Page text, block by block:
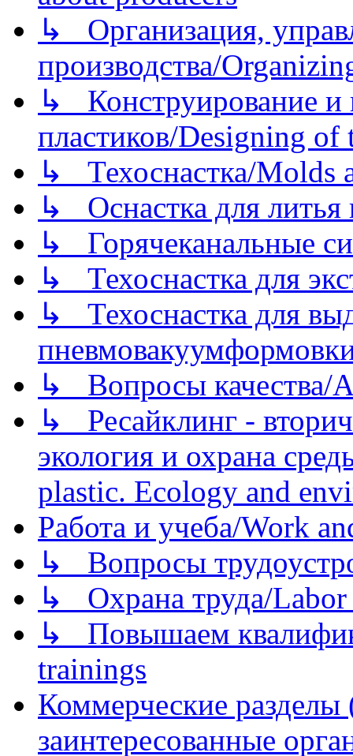
↳ Организация,
производства/
↳ Конструирование и
пластиков/Designing of
↳ Техоснастка/Molds
↳ Оснастка для литья
↳ Горячеканальные
↳ Техоснастка для
↳ Техоснастка для
↳ Вопросы качества/
↳ Ресайклинг -
экология и охрана
plastic. Ecology and
Работа и учеба/Work
↳ Вопросы
↳ Охрана труда/Labor
↳ Повышаем
trainings
Коммерческие
заинтересованные